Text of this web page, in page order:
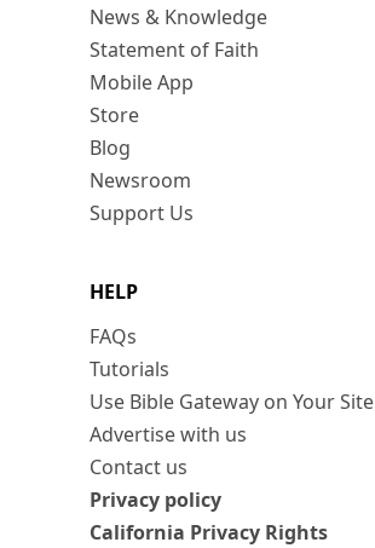
News & Knowledge
Statement of Faith
Mobile App
Store
Blog
Newsroom
Support Us
HELP
FAQs
Tutorials
Use Bible Gateway on Your Site
Advertise with us
Contact us
Privacy policy
California Privacy Rights